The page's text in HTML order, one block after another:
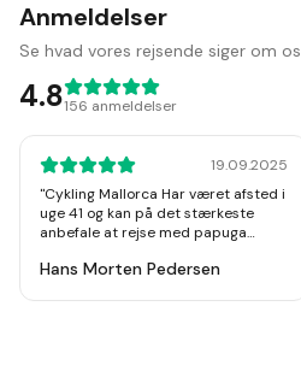
Anmeldelser
Se hvad vores rejsende siger om os
4.8156 anmeldelser
19.09.2025
"Cykling Mallorca Har været afsted i
uge 41 og kan på det stærkeste
anbefale at rejse med papuga
til slut, modtog en app hvor alt var
Hans Morten Pedersen